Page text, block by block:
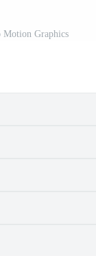
Motion Graphics